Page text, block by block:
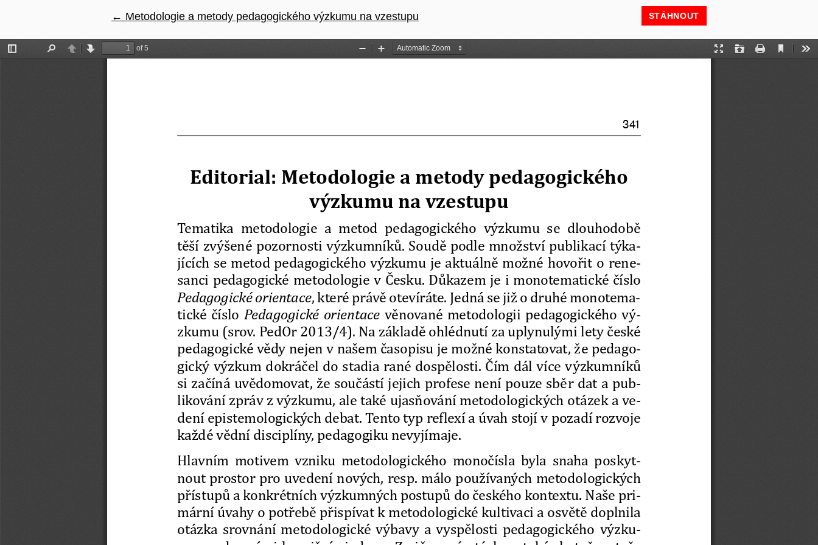
← Návrat na podrobnosti článku
Metodologie a metody pedagogického výzkumu na vzestupu STÁHNOUT